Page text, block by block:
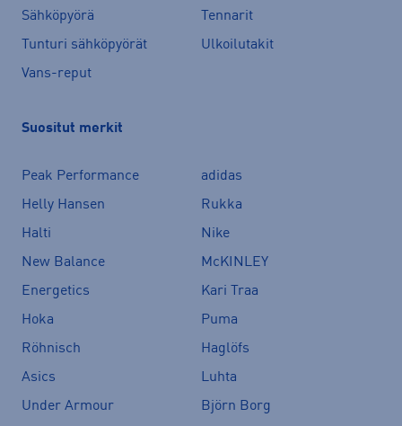
Sähköpyörä
Tennarit
Tunturi sähköpyörät
Ulkoilutakit
Vans-reput
Suositut merkit
Peak Performance
adidas
Helly Hansen
Rukka
Halti
Nike
New Balance
McKINLEY
Energetics
Kari Traa
Hoka
Puma
Röhnisch
Haglöfs
Asics
Luhta
Under Armour
Björn Borg